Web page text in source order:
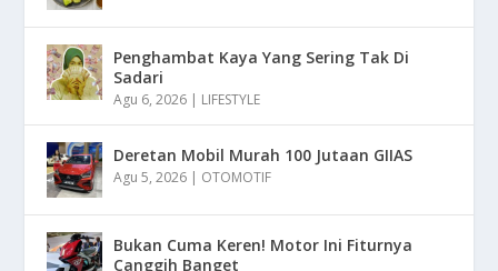
Penghambat Kaya Yang Sering Tak Di
Sadari
Agu 6, 2026 | LIFESTYLE
Deretan Mobil Murah 100 Jutaan GIIAS
Agu 5, 2026 | OTOMOTIF
Bukan Cuma Keren! Motor Ini Fiturnya
Canggih Banget